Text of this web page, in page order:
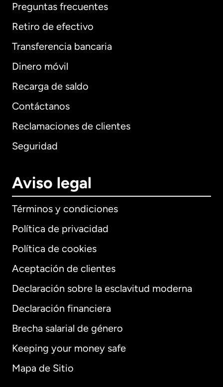
Preguntas frecuentes
Retiro de efectivo
Transferencia bancaria
Dinero móvil
Recarga de saldo
Contáctanos
Reclamaciones de clientes
Seguridad
Aviso legal
Términos y condiciones
Política de privacidad
Política de cookies
Aceptación de clientes
Declaración sobre la esclavitud moderna
Declaración financiera
Brecha salarial de género
Keeping your money safe
Mapa de Sitio
Internacional English
Alemania